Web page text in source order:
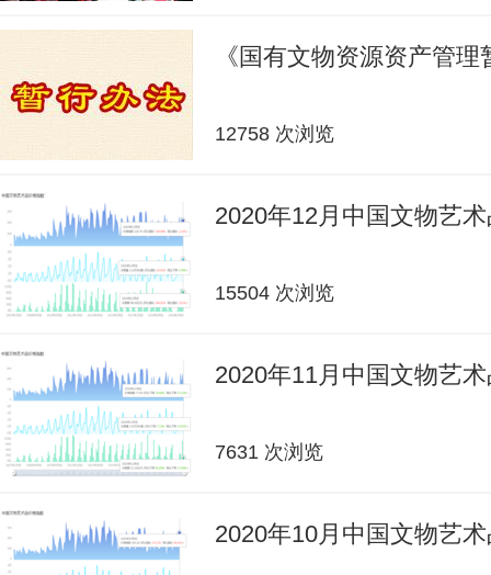
《国有文物资源资产管
12758 次浏览
2020年12月中国文物艺
15504 次浏览
2020年11月中国文物艺
7631 次浏览
2020年10月中国文物艺